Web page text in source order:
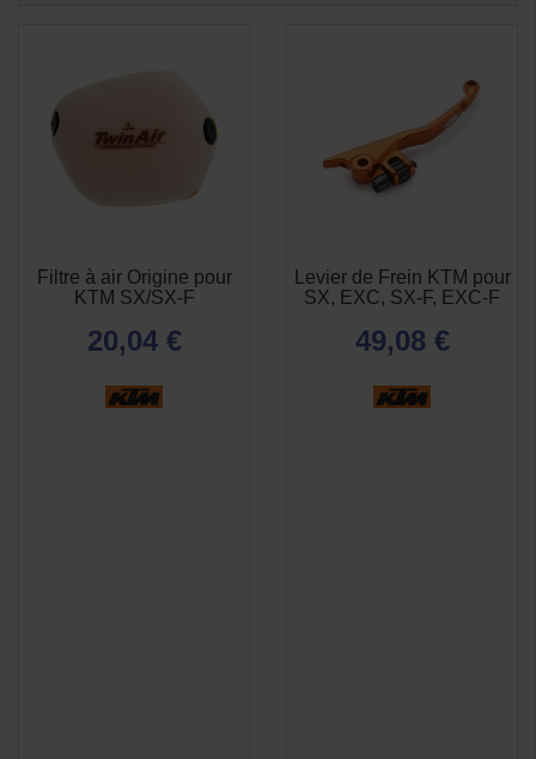
Filtre à air Origine pour
KTM SX/SX-F
20,04 €
Levier de Frein KTM pour
SX, EXC, SX-F, EXC-F
49,08 €
 APERÇU
RAPIDE